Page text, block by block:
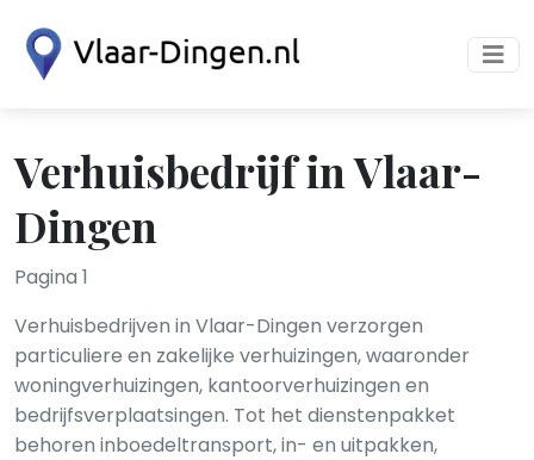
Verhuisbedrijf in Vlaar-
Dingen
Pagina 1
Verhuisbedrijven in Vlaar-Dingen verzorgen
particuliere en zakelijke verhuizingen, waaronder
woningverhuizingen, kantoorverhuizingen en
bedrijfsverplaatsingen. Tot het dienstenpakket
behoren inboedeltransport, in- en uitpakken,